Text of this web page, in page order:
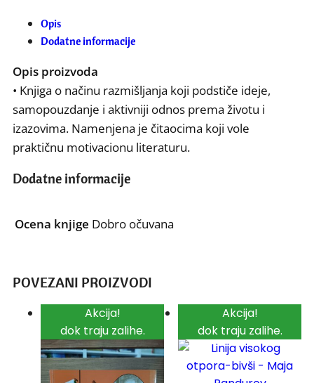
Opis
Dodatne informacije
Opis proizvoda
• Knjiga o načinu razmišljanja koji podstiče ideje,
samopouzdanje i aktivniji odnos prema životu i
izazovima. Namenjena je čitaocima koji vole
praktičnu motivacionu literaturu.
Dodatne informacije
Ocena knjige Dobro očuvana
POVEZANI PROIZVODI
Akcija!
dok traju zalihe.
Akcija!
dok traju zalihe.